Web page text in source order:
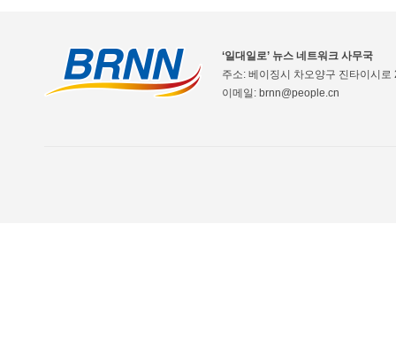
‘일대일로’ 뉴스 네트워크 사무국
주소: 베이징시 차오양구 진타이시
이메일: brnn@people.cn